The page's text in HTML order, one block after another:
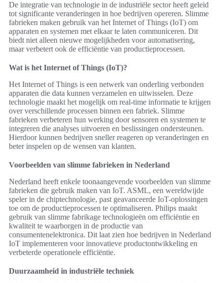
De integratie van technologie in de industriële sector heeft geleid
tot significante veranderingen in hoe bedrijven opereren. Slimme
fabrieken maken gebruik van het Internet of Things (IoT) om
apparaten en systemen met elkaar te laten communiceren. Dit
biedt niet alleen nieuwe mogelijkheden voor automatisering,
maar verbetert ook de efficiëntie van productieprocessen.
Wat is het Internet of Things (IoT)?
Het Internet of Things is een netwerk van onderling verbonden
apparaten die data kunnen verzamelen en uitwisselen. Deze
technologie maakt het mogelijk om real-time informatie te krijgen
over verschillende processen binnen een fabriek. Slimme
fabrieken verbeteren hun werking door sensoren en systemen te
integreren die analyses uitvoeren en beslissingen ondersteunen.
Hierdoor kunnen bedrijven sneller reageren op veranderingen en
beter inspelen op de wensen van klanten.
Voorbeelden van slimme fabrieken in Nederland
Nederland heeft enkele toonaangevende voorbeelden van slimme
fabrieken die gebruik maken van IoT. ASML, een wereldwijde
speler in de chiptechnologie, past geavanceerde IoT-oplossingen
toe om de productieprocessen te optimaliseren. Philips maakt
gebruik van slimme fabrikage technologieën om efficiëntie en
kwaliteit te waarborgen in de productie van
consumentenelektronica. Dit laat zien hoe bedrijven in Nederland
IoT implementeren voor innovatieve productontwikkeling en
verbeterde operationele efficiëntie.
Duurzaamheid in industriële techniek